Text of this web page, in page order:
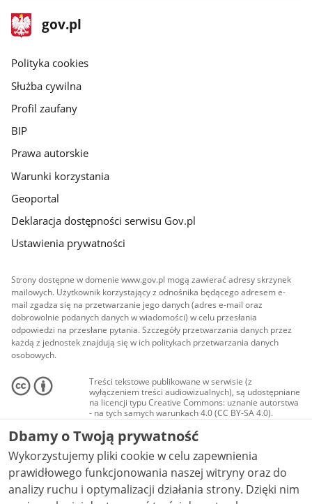
stopka
gov.pl
Strona
gov.pl
gov.pl
Polityka cookies
Służba cywilna
Profil zaufany
BIP
Prawa autorskie
Warunki korzystania
Geoportal
Deklaracja dostępności serwisu Gov.pl
Ustawienia prywatności
Strony dostępne w domenie www.gov.pl mogą zawierać adresy skrzynek
mailowych. Użytkownik korzystający z odnośnika będącego adresem e-
mail zgadza się na przetwarzanie jego danych (adres e-mail oraz
dobrowolnie podanych danych w wiadomości) w celu przesłania
odpowiedzi na przesłane pytania. Szczegóły przetwarzania danych przez
każdą z jednostek znajdują się w ich politykach przetwarzania danych
osobowych.
Treści tekstowe publikowane w serwisie (z
wyłączeniem treści audiowizualnych), są udostępniane
na licencji typu Creative Commons: uznanie autorstwa
- na tych samych warunkach 4.0 (CC BY-SA 4.0).
Materiały audiowizualne, w tym zdjęcia, materiały
audio i wideo, są udostępniane na licencji typu
Creative Commons: uznanie autorstwa użycie
niekomercyjne - bez utworów zależnych 4.0 (CC BY-
NC-ND 4.0), o ile nie jest to stwierdzone inaczej.
Dbamy o Twoją prywatność
Wykorzystujemy pliki cookie w celu zapewnienia
prawidłowego funkcjonowania naszej witryny oraz do
analizy ruchu i optymalizacji działania strony. Dzięki nim